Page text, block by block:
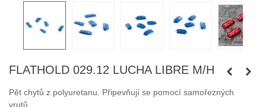
FLATHOLD 029.12 LUCHA LIBRE M/H
Pět chytů z polyuretanu. Připevňují se pomocí samořezných
vrutů.